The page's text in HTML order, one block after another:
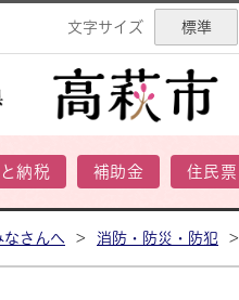
文字サイズ 標準
納税 補助金 住民票
なさんへ > 消防・防災・防犯 >